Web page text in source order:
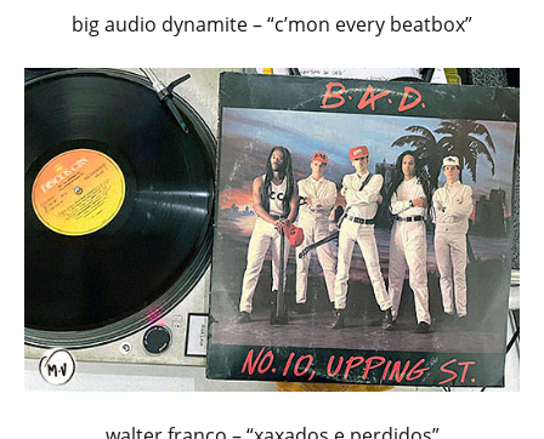
big audio dynamite – “c’mon every beatbox”